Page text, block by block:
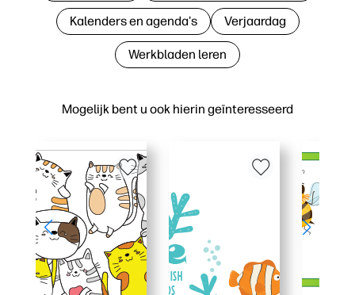
Mogelijk bent u ook hierin geïnteresseerd
Kalenders en agenda's Verjaardag
Werkbladen leren